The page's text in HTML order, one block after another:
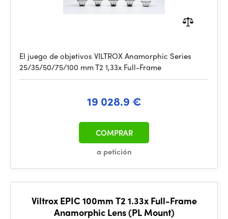
El juego de objetivos VILTROX Anamorphic Series
25/35/50/75/100 mm T2 1,33x Full-Frame
19 028.9 €
a petición
COMPRAR
Viltrox EPIC 100mm T2 1.33x Full-Frame
Anamorphic Lens (PL Mount)